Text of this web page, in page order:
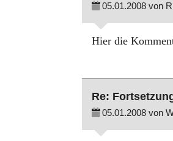
05.01.2008 von
Hier die
Re:
05.01.2008 von